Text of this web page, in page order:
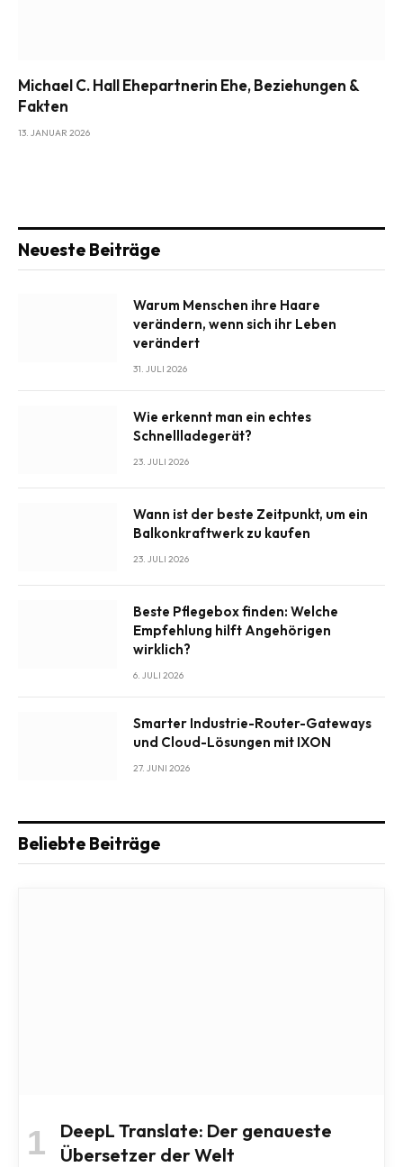
Michael C. Hall Ehepartnerin Ehe, Beziehungen &
Fakten
13. JANUAR 2026
Neueste Beiträge
Warum Menschen ihre Haare
verändern, wenn sich ihr Leben
verändert
31. JULI 2026
Wie erkennt man ein echtes
Schnellladegerät?
23. JULI 2026
Wann ist der beste Zeitpunkt, um ein
Balkonkraftwerk zu kaufen
23. JULI 2026
Beste Pflegebox finden: Welche
Empfehlung hilft Angehörigen
wirklich?
6. JULI 2026
Smarter Industrie-Router-Gateways
und Cloud-Lösungen mit IXON
27. JUNI 2026
Beliebte Beiträge
DeepL Translate: Der genaueste
Übersetzer der Welt